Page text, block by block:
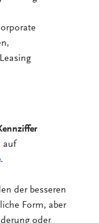
auf
.
der besseren
Form, aber
oder